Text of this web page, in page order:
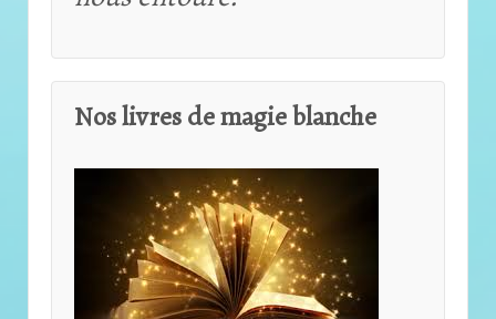
Nos livres de magie blanche